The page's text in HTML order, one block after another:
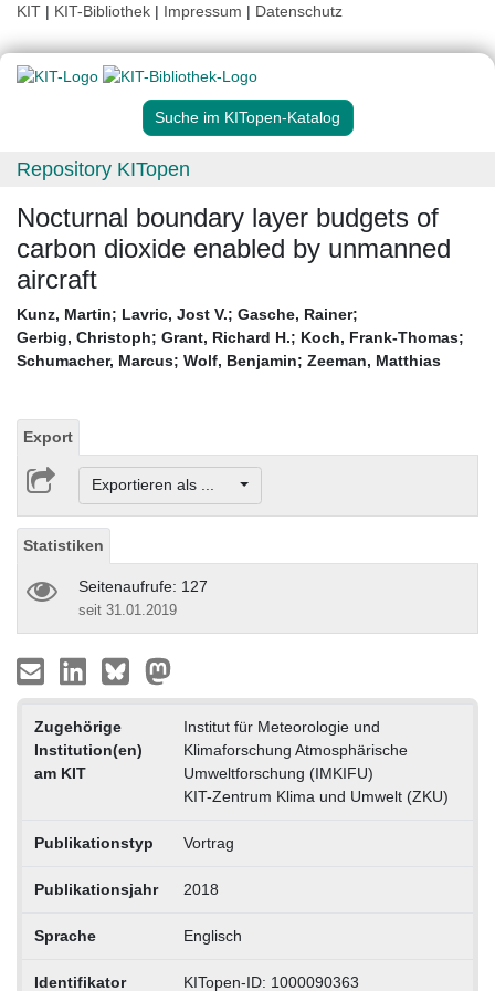
KIT | KIT-Bibliothek | Impressum | Datenschutz
Suche im KITopen-Katalog
Repository KITopen
Nocturnal boundary layer budgets of
carbon dioxide enabled by unmanned
aircraft
Kunz, Martin; Lavric, Jost V.; Gasche, Rainer;
Gerbig, Christoph; Grant, Richard H.; Koch, Frank-Thomas;
Schumacher, Marcus; Wolf, Benjamin; Zeeman, Matthias
Export
Exportieren als ...
Statistiken
Seitenaufrufe: 127
seit 31.01.2019
Zugehörige
Institution(en)
am KIT
Institut für Meteorologie und
Klimaforschung Atmosphärische
Umweltforschung (IMKIFU)
KIT-Zentrum Klima und Umwelt (ZKU)
Publikationstyp Vortrag
Publikationsjahr 2018
Sprache Englisch
Identifikator KITopen-ID: 1000090363